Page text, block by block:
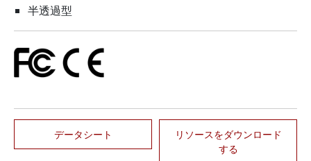
半透過型
データシート
リソースをダウンロード
する